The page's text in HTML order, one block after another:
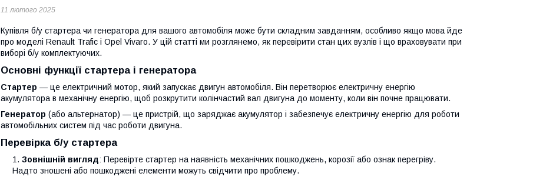
11 лютого 2025
Купівля б/у стартера чи генератора для вашого автомобіля може бути складним завданням, особливо якщо мова йде
про моделі Renault Trafic і Opel Vivaro. У цій статті ми розглянемо, як перевірити стан цих вузлів і що враховувати при
виборі б/у комплектуючих.
Основні функції стартера і генератора
Стартер — це електричний мотор, який запускає двигун автомобіля. Він перетворює електричну енергію
акумулятора в механічну енергію, щоб розкрутити колінчастий вал двигуна до моменту, коли він почне працювати.
Генератор (або альтернатор) — це пристрій, що заряджає акумулятор і забезпечує електричну енергію для роботи
автомобільних систем під час роботи двигуна.
Перевірка б/у стартера
Зовнішній вигляд: Перевірте стартер на наявність механічних пошкоджень, корозії або ознак перегріву.
Надто зношені або пошкоджені елементи можуть свідчити про проблему.